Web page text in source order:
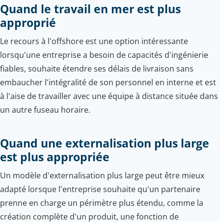
Quand le travail en mer est plus
approprié
Le recours à l'offshore est une option intéressante
lorsqu'une entreprise a besoin de capacités d'ingénierie
fiables, souhaite étendre ses délais de livraison sans
embaucher l'intégralité de son personnel en interne et est
à l'aise de travailler avec une équipe à distance située dans
un autre fuseau horaire.
Quand une externalisation plus large
est plus appropriée
Un modèle d'externalisation plus large peut être mieux
adapté lorsque l'entreprise souhaite qu'un partenaire
prenne en charge un périmètre plus étendu, comme la
création complète d'un produit, une fonction de